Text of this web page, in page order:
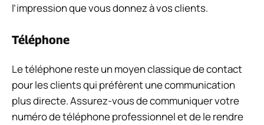
l’impression que vous donnez à vos clients.
Téléphone
Le téléphone reste un moyen classique de contact
pour les clients qui préfèrent une communication
plus directe. Assurez-vous de communiquer votre
numéro de téléphone professionnel et de le rendre